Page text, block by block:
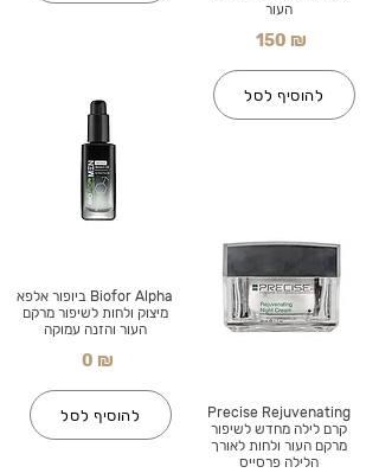
Biofor Alpha ביופור אלפא
מיצוק ולחות לשיפור מרקם
העור והזנה עמוקה
0 ₪
להוסיף לסל
העור
150 ₪
להוסיף לסל
Precise Rejuvenating
קרם לילה מחדש לשיפור
מרקם העור ולחות לאורך
הלילה פרסייס